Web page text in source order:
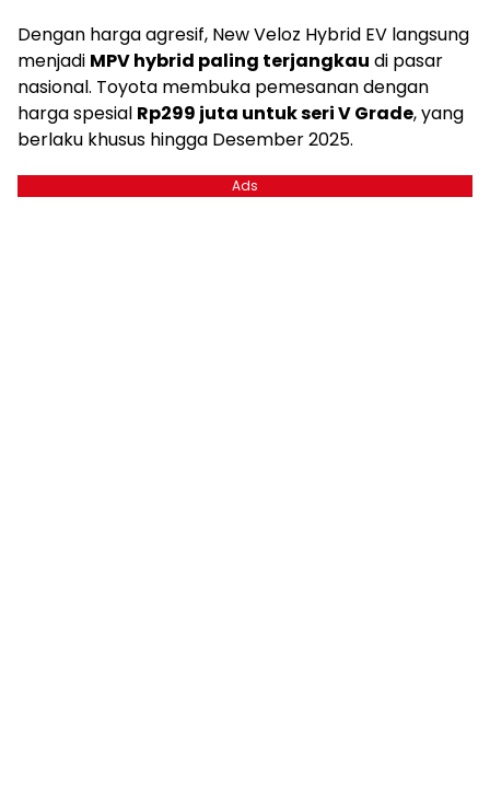
Dengan harga agresif, New Veloz Hybrid EV langsung
menjadi MPV hybrid paling terjangkau di pasar
nasional. Toyota membuka pemesanan dengan
harga spesial Rp299 juta untuk seri V Grade, yang
berlaku khusus hingga Desember 2025.
Ads